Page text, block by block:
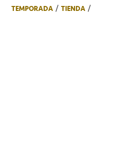
TEMPORADA
TIENDA